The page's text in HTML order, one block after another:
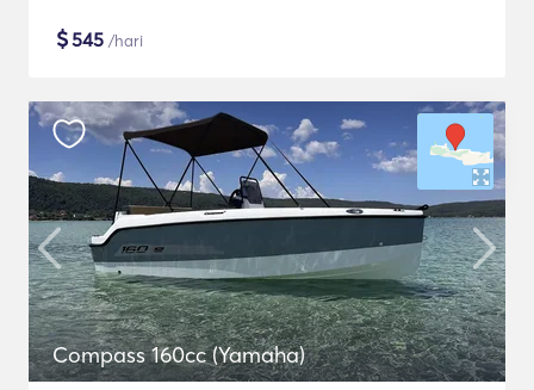
$545 /hari
Compass 160cc (Yamaha)